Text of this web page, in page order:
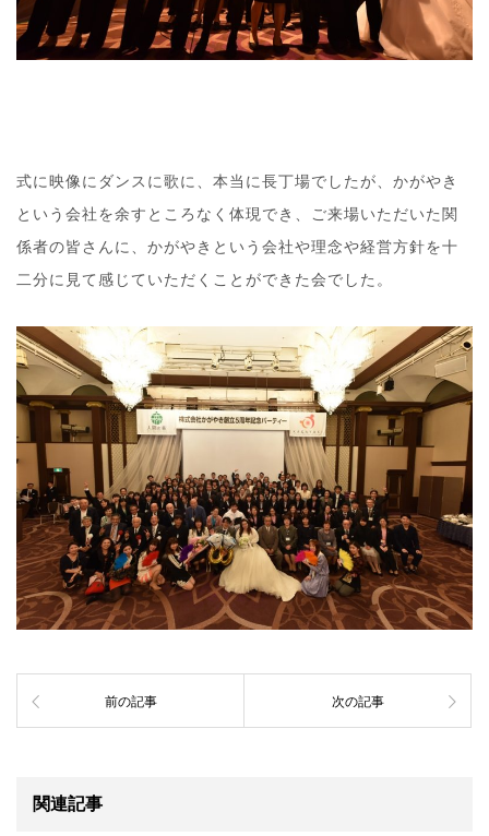
式に映像にダンスに歌に、本当に長丁場でしたが、かがやき
という会社を余すところなく体現でき、ご来場いただいた関
係者の皆さんに、かがやきという会社や理念や経営方針を十
二分に見て感じていただくことができた会でした。
前の記事 次の記事
関連記事